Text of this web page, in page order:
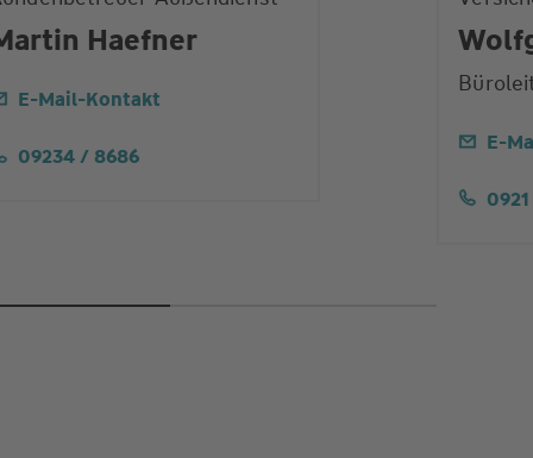
Haefner
E-Mail-Kontakt
09234 / 8686
E-